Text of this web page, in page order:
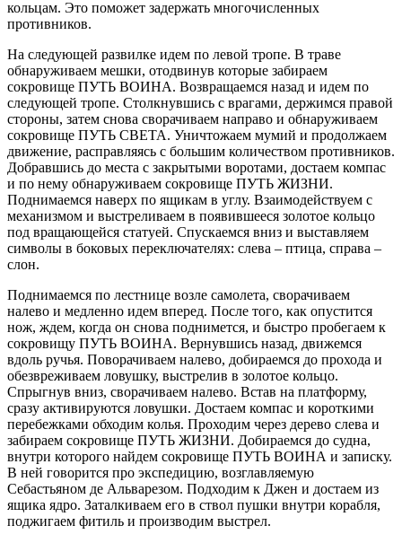
кольцам. Это поможет задержать многочисленных
противников.
На следующей развилке идем по левой тропе. В траве
обнаруживаем мешки, отодвинув которые забираем
сокровище ПУТЬ ВОИНА. Возвращаемся назад и идем по
следующей тропе. Столкнувшись с врагами, держимся правой
стороны, затем снова сворачиваем направо и обнаруживаем
сокровище ПУТЬ СВЕТА. Уничтожаем мумий и продолжаем
движение, расправляясь с большим количеством противников.
Добравшись до места с закрытыми воротами, достаем компас
и по нему обнаруживаем сокровище ПУТЬ ЖИЗНИ.
Поднимаемся наверх по ящикам в углу. Взаимодействуем с
механизмом и выстреливаем в появившееся золотое кольцо
под вращающейся статуей. Спускаемся вниз и выставляем
символы в боковых переключателях: слева – птица, справа –
слон.
Поднимаемся по лестнице возле самолета, сворачиваем
налево и медленно идем вперед. После того, как опустится
нож, ждем, когда он снова поднимется, и быстро пробегаем к
сокровищу ПУТЬ ВОИНА. Вернувшись назад, движемся
вдоль ручья. Поворачиваем налево, добираемся до прохода и
обезвреживаем ловушку, выстрелив в золотое кольцо.
Спрыгнув вниз, сворачиваем налево. Встав на платформу,
сразу активируются ловушки. Достаем компас и короткими
перебежками обходим колья. Проходим через дерево слева и
забираем сокровище ПУТЬ ЖИЗНИ. Добираемся до судна,
внутри которого найдем сокровище ПУТЬ ВОИНА и записку.
В ней говорится про экспедицию, возглавляемую
Себастьяном де Альварезом. Подходим к Джен и достаем из
ящика ядро. Заталкиваем его в ствол пушки внутри корабля,
поджигаем фитиль и производим выстрел.